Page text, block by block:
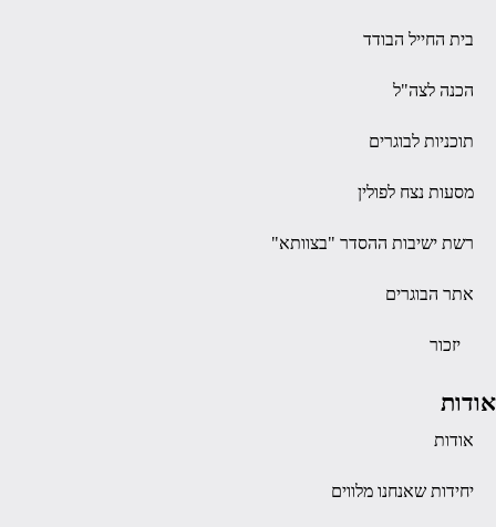
בית החייל הבודד
הכנה לצה"ל
תוכניות לבוגרים
מסעות נצח לפולין
רשת ישיבות ההסדר "בצוותא"
אתר הבוגרים
יזכור
אודות
אודות
יחידות שאנחנו מלווים